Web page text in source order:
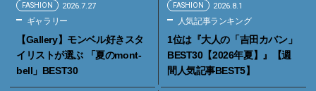
FASHION 2026.7.27
ギャラリー
【Gallery】モンベル好きスタ
イリストが選ぶ 「夏のmont-
bell」BEST30
FASHION 2026.8.1
人気記事ランキング
1位は『大人の「吉田カバン」
BEST30【2026年夏】』【週
間人気記事BEST5】